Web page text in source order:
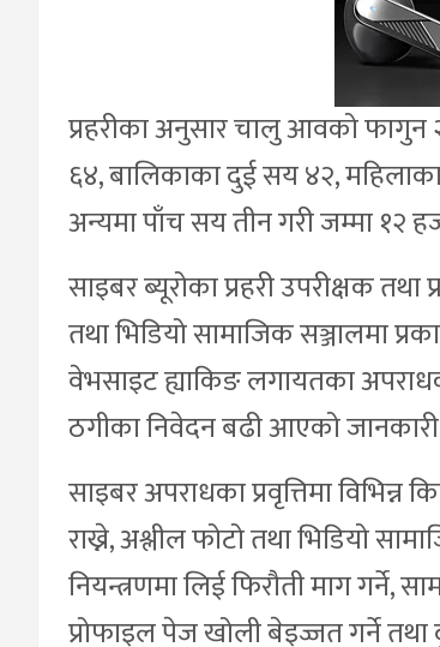
प्रहरीका अनुसार चालु आवको
६४, बालिकाका दुई सय ४२,
अन्यमा पाँच सय तीन गरी जम्मा १२
साइबर ब्यूरोका प्रहरी उपरीक्षक
तथा भिडियो सामाजिक सञ्जालमा
वेभसाइट ह्याकिङ लगायतका
ठगीका निवेदन बढी आएको जानकारी
साइबर अपराधका प्रवृत्तिमा विभिन्न
राख्ने, अश्लील फोटो तथा भिडियो
नियन्त्रणमा लिई फिरौती माग गर्ने,
प्रोफाइल पेज खोली बेइज्जत गर्ने